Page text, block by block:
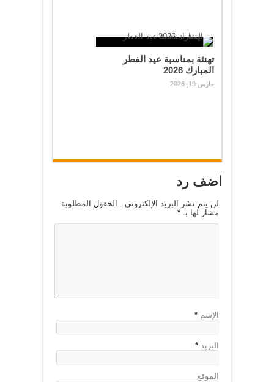
تهنئة بمناسبة عيد الفطر
المبارك 2026
مارس 19, 2026
اضف رد
لن يتم نشر البريد الإلكتروني . الحقول المطلوبة
مشار لها بـ*
الإسم *
البريد *
الموقع